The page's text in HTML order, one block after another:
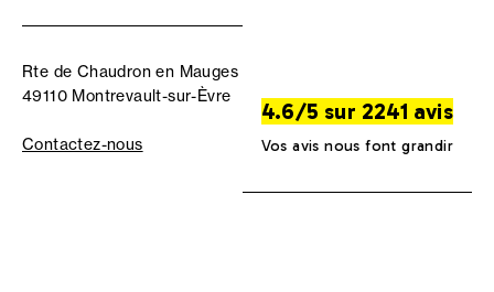
Rte de Chaudron en Mauges
49110 Montrevault-sur-Èvre
Contactez-nous
4.6/5 sur 2241 avis
Vos avis nous font grandir